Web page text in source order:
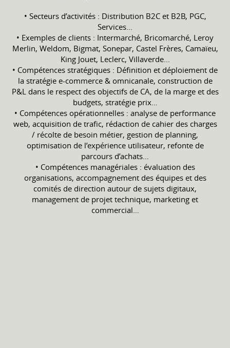
• Secteurs d’activités : Distribution B2C et B2B, PGC,
Services…
• Exemples de clients : Intermarché, Bricomarché, Leroy
Merlin, Weldom, Bigmat, Sonepar, Castel Frères, Camaïeu,
King Jouet, Leclerc, Villaverde...
• Compétences stratégiques : Définition et déploiement de
la stratégie e-commerce & omnicanale, construction de
P&L dans le respect des objectifs de CA, de la marge et des
budgets, stratégie prix…
• Compétences opérationnelles : analyse de performance
web, acquisition de trafic, rédaction de cahier des charges
/ récolte de besoin métier, gestion de planning,
optimisation de l’expérience utilisateur, refonte de
parcours d’achats…
• Compétences managériales : évaluation des
organisations, accompagnement des équipes et des
comités de direction autour de sujets digitaux,
management de projet technique, marketing et
commercial…